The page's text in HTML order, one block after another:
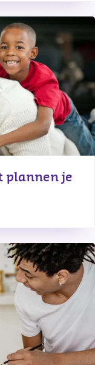
plannen je